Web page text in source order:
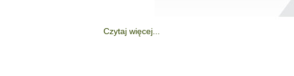
Czytaj więcej...